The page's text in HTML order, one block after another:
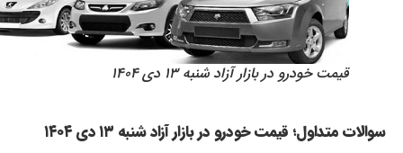
قیمت خودرو در بازار آزاد شنبه ۱۳ دی ۱۴۰۴
سوالات متداول؛ قیمت خودرو در بازار آزاد شنبه ۱۳ دی ۱۴۰۴